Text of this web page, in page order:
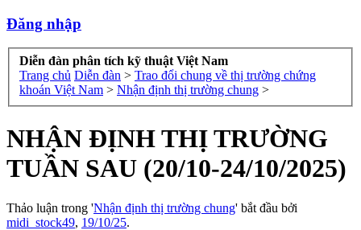
Đăng nhập
Diễn đàn phân tích kỹ thuật Việt Nam
Trang chủ Diễn đàn > Trao đổi chung về thị trường chứng
khoán Việt Nam > Nhận định thị trường chung >
NHẬN ĐỊNH THỊ TRƯỜNG
TUẦN SAU (20/10-24/10/2025)
Thảo luận trong 'Nhận định thị trường chung' bắt đầu bởi
midi_stock49, 19/10/25.